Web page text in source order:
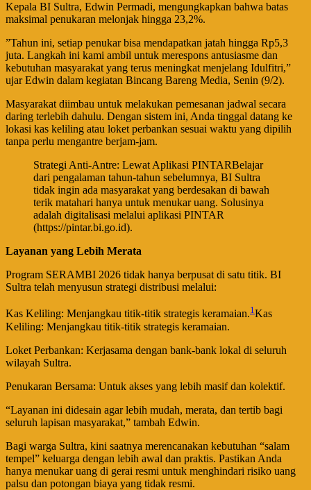
Kepala BI Sultra, Edwin Permadi, mengungkapkan bahwa batas
maksimal penukaran melonjak hingga 23,2%.
​”Tahun ini, setiap penukar bisa mendapatkan jatah hingga Rp5,3
juta. Langkah ini kami ambil untuk merespons antusiasme dan
kebutuhan masyarakat yang terus meningkat menjelang Idulfitri,”
ujar Edwin dalam kegiatan Bincang Bareng Media, Senin (9/2).
Masyarakat diimbau untuk melakukan pemesanan jadwal secara
daring terlebih dahulu. Dengan sistem ini, Anda tinggal datang ke
lokasi kas keliling atau loket perbankan sesuai waktu yang dipilih
tanpa perlu mengantre berjam-jam.​
​Strategi Anti-Antre: Lewat Aplikasi PINTAR​Belajar
dari pengalaman tahun-tahun sebelumnya, BI Sultra
tidak ingin ada masyarakat yang berdesakan di bawah
terik matahari hanya untuk menukar uang. Solusinya
adalah digitalisasi melalui aplikasi PINTAR
(https://pintar.bi.go.id).​
Layanan yang Lebih Merata
​Program SERAMBI 2026 tidak hanya berpusat di satu titik. BI
Sultra telah menyusun strategi distribusi melalui:
​Kas Keliling: Menjangkau titik-titik strategis keramaian.​1​Kas
Keliling: Menjangkau titik-titik strategis keramaian.​
Loket Perbankan: Kerjasama dengan bank-bank lokal di seluruh
wilayah Sultra.​
Penukaran Bersama: Untuk akses yang lebih masif dan kolektif.​
“Layanan ini didesain agar lebih mudah, merata, dan tertib bagi
seluruh lapisan masyarakat,” tambah Edwin.
​Bagi warga Sultra, kini saatnya merencanakan kebutuhan “salam
tempel” keluarga dengan lebih awal dan praktis. Pastikan Anda
hanya menukar uang di gerai resmi untuk menghindari risiko uang
palsu dan potongan biaya yang tidak resmi.